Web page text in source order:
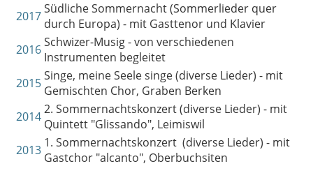
2017Südliche Sommernacht (Sommerlieder quer
durch Europa) - mit Gasttenor und Klavier
2016Schwizer-Musig - von verschiedenen
Instrumenten begleitet
2015Singe, meine Seele singe (diverse Lieder) - mit
Gemischten Chor, Graben Berken
20142. Sommernachtskonzert (diverse Lieder) - mit
Quintett "Glissando", Leimiswil
2013 1. Sommernachtskonzert (diverse Lieder) - mit
Gastchor "alcanto", Oberbuchsiten